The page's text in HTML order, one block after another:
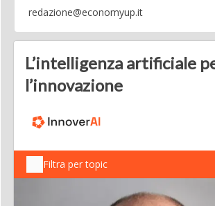
redazione@economyup.it
L’intelligenza artificiale
l’innovazione
Filtra per topic